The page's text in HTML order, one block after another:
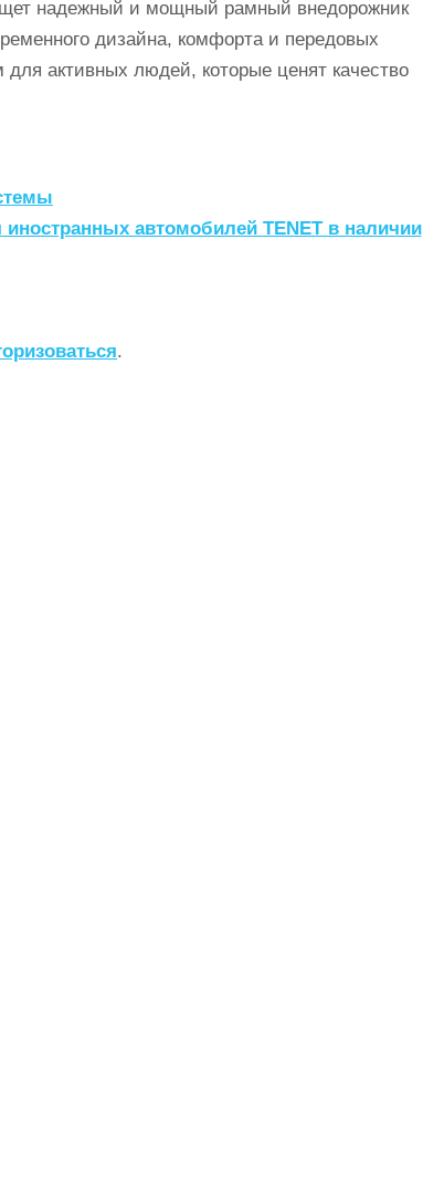
надежный и мощный рамный внедорожник
дизайна, комфорта и передовых
активных людей, которые ценят качество
иностранных автомобилей TENET в наличии
.